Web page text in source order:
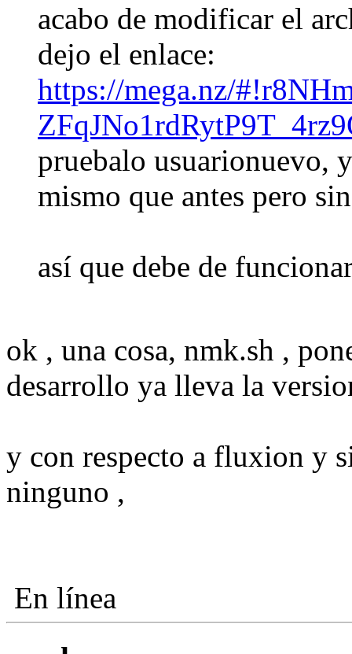
acabo de modificar el
dejo el enlace:
https://mega.nz/
pruebalo usuarionuevo,
mismo que antes pero
así que debe de
ok , una cosa, nmk.sh ,
desarrollo ya lleva la
y con respecto a fluxion y
ninguno ,
En línea